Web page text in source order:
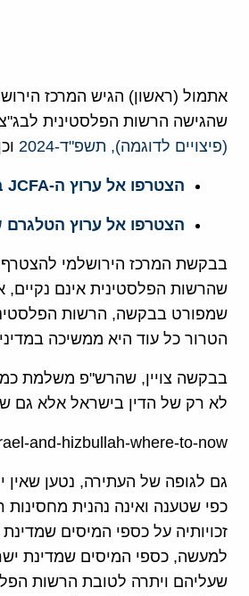
אתמול (ראשון) הגיש המרכז
שהגישה הרשות הפלסטינית
(פיצויים לדוגמה), תשפ"ד-2024
הצטרפו אל ערוץ ה-JCFA בוואסטאפ
הצטרפו אל ערוץ הטלגרם
בבקשת המרכז הירושלמי
שהרשות הפלסטינית אינם
שמפורט בבקשה, הרשות
הטרור כל עוד היא ממשיכה
בבקשה צויין, שהרש"פ משלמת
לא רק של הדין בישראל אלא גם
and-hizbullah-where-to-now/
גם לגופה של העתירה, נטען שאין
כפי שטענה ואינה נהנית
זכויותיה על כספי המיסים
למעשה, כספי המיסים שמדינת
שעליהם ויתרה לטובת הרשות